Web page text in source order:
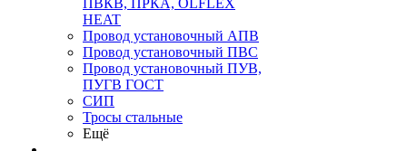
ПВКВ, ПРКА, OLFLEX
HEAT
Провод установочный АПВ
Провод установочный ПВС
Провод установочный ПУВ,
ПУГВ ГОСТ
СИП
Тросы стальные
Ещё